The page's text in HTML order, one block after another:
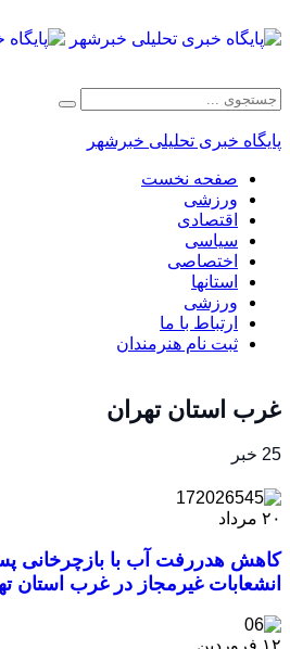
پایگاه خبری تحلیلی خبرشهر
صفحه نخست
ورزشی
اقتصادی
سیاسی
اختصاصی
استانها
ورزشی
ارتباط با ما
ثبت نام هنرمندان
غرب استان تهران
25 خبر
۲۰ مرداد
کاهش هدررفت آب با بازچرخانی
انشعابات غیرمجاز در غرب استان